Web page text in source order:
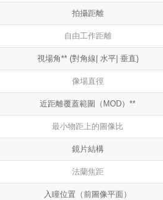
拍攝距離
自由工作距離
視場角** (對角線| 水平| 垂直)
像場直徑
近距離覆蓋範圍（MOD）**
最小物距上的圖像比
鏡片結構
法蘭焦距
入瞳位置（前圖像平面）